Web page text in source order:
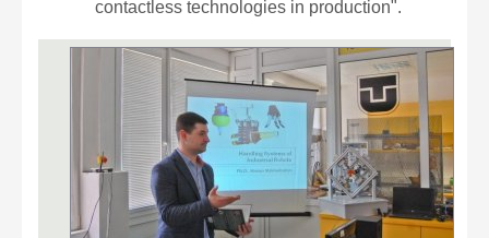
contactless technologies in production".